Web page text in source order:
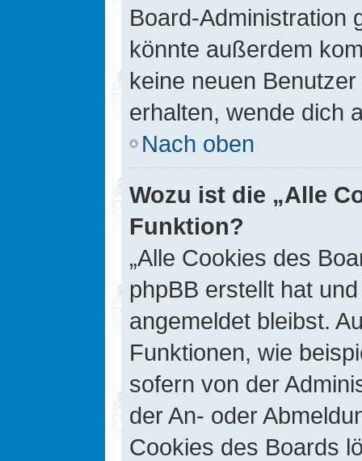
Board-Administration
könnte außerdem
keine neuen
erhalten, wende dich
Nach oben
Wozu ist die „Alle
Funktion?
„Alle Cookies des
phpBB erstellt hat
angemeldet bleibst.
Funktionen, wie
sofern von der
der An- oder
Cookies des Boards